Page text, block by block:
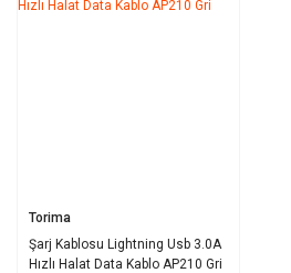
Torima
Şarj Kablosu Lightning Usb 3.0A
Hızlı Halat Data Kablo AP210 Gri